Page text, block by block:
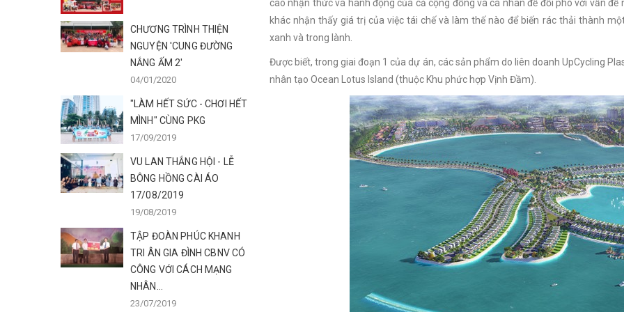
cao nhận thức và hành động của cả cộng đồng và cá nhân để đối phó với vấn
khác nhận thấy giá trị của việc tái chế và làm thế nào để biến rác thải thành
xanh và trong lành.
Được biết, trong giai đoạn 1 của dự án, các sản phẩm do liên doanh UpCycling
nhân tạo Ocean Lotus Island (thuộc Khu phức hợp Vịnh Đầm).
CHƯƠNG TRÌNH THIỆN
NGUYỆN 'CUNG ĐƯỜNG
NẮNG ẤM 2'
04/01/2020
"LÀM HẾT SỨC - CHƠI HẾT
MÌNH" CÙNG PKG
17/09/2019
VU LAN THẮNG HỘI - LỄ
BÔNG HỒNG CÀI ÁO
17/08/2019
19/08/2019
TẬP ĐOÀN PHÚC KHANH
TRI ÂN GIA ĐÌNH CBNV CÓ
CÔNG VỚI CÁCH MẠNG
NHÂN...
23/07/2019